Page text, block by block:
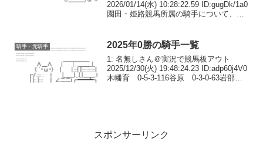
2026/01/14(水) 10:28:22.59 ID:gugDk/1a0
園田・姫路競馬所属の騎手について、騎
（水）、１５日（木）の...
騎手・元騎手 2025年0勝の騎手一覧
1: 名無しさん＠実況で競馬板アウト
2025/12/30(火) 19:48:24.23 ID:adp60j4V0
木幡育 0-5-3-116谷原 0-3-0-63岩部 0-
スポンサーリンク